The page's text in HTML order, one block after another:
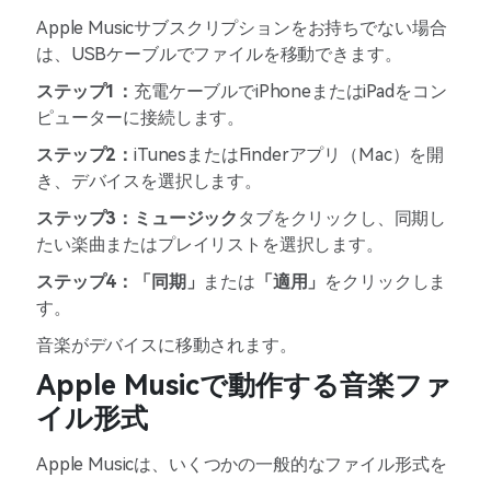
Apple Musicサブスクリプションをお持ちでない場合
は、USBケーブルでファイルを移動できます。
ステップ1： 充電ケーブルでiPhoneまたはiPadをコン
ピューターに接続します。
ステップ2：iTunesまたはFinderアプリ（Mac）を開
き、デバイスを選択します。
ステップ3： ミュージック タブをクリックし、同期し
たい楽曲またはプレイリストを選択します。
ステップ4：
「同期」 または 「適用」 をクリックしま
す。
音楽がデバイスに移動されます。
Apple Musicで動作する音楽ファ
イル形式
Apple Musicは、いくつかの一般的なファイル形式を